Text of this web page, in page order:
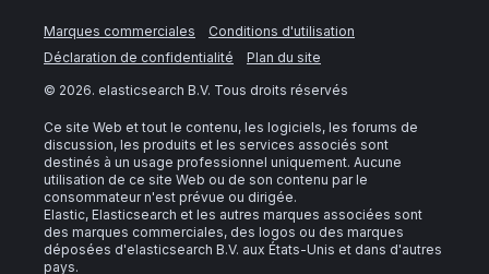
Marques commerciales
Conditions d'utilisation
Déclaration de confidentialité
Plan du site
© 2026. elasticsearch B.V. Tous droits réservés
Ce site Web et tout le contenu, les logiciels, les forums de
discussion, les produits et les services associés sont
destinés à un usage professionnel uniquement. Aucune
utilisation de ce site Web ou de son contenu par le
consommateur n'est prévue ou dirigée.
Elastic, Elasticsearch et les autres marques associées sont
des marques commerciales, des logos ou des marques
déposées d'elasticsearch B.V. aux États-Unis et dans d'autres
pays.